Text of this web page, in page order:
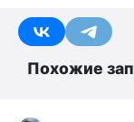
Похожие